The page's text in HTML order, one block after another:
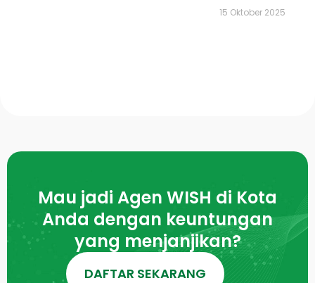
15 Oktober 2025
Mau jadi Agen WISH di Kota
Anda dengan keuntungan
yang menjanjikan?
DAFTAR SEKARANG